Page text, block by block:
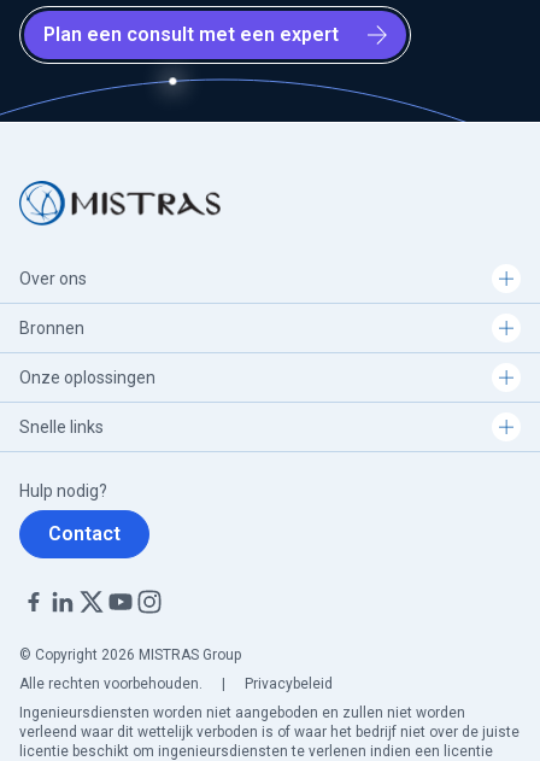
Plan een consult met een expert
Over ons
Bronnen
Onze oplossingen
Snelle links
Hulp nodig?
Contact
© Copyright 2026 MISTRAS Group
Alle rechten voorbehouden.
Privacybeleid
Ingenieursdiensten worden niet aangeboden en zullen niet worden
verleend waar dit wettelijk verboden is of waar het bedrijf niet over de juiste
licentie beschikt om ingenieursdiensten te verlenen indien een licentie